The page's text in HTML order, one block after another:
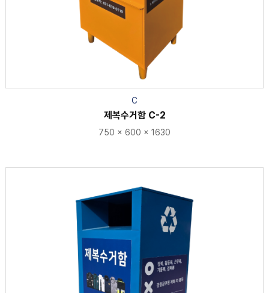
C
제복수거함 C-2
750 x 600 x 1630